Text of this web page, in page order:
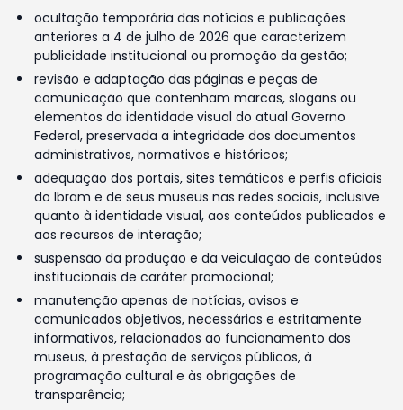
ocultação temporária das notícias e publicações
anteriores a 4 de julho de 2026 que caracterizem
publicidade institucional ou promoção da gestão;
revisão e adaptação das páginas e peças de
comunicação que contenham marcas, slogans ou
elementos da identidade visual do atual Governo
Federal, preservada a integridade dos documentos
administrativos, normativos e históricos;
adequação dos portais, sites temáticos e perfis oficiais
do Ibram e de seus museus nas redes sociais, inclusive
quanto à identidade visual, aos conteúdos publicados e
aos recursos de interação;
suspensão da produção e da veiculação de conteúdos
institucionais de caráter promocional;
manutenção apenas de notícias, avisos e
comunicados objetivos, necessários e estritamente
informativos, relacionados ao funcionamento dos
museus, à prestação de serviços públicos, à
programação cultural e às obrigações de
transparência;